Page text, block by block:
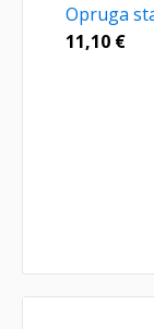
Opruga
11,10 €